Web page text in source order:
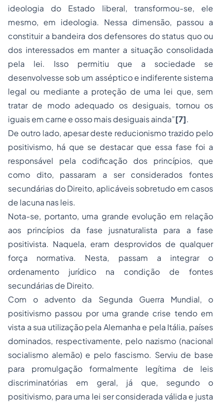
ideologia do Estado liberal, transformou-se, ele
mesmo, em ideologia. Nessa dimensão, passou a
constituir a bandeira dos defensores do status quo ou
dos interessados em manter a situação consolidada
pela lei. Isso permitiu que a sociedade se
desenvolvesse sob um asséptico e indiferente sistema
legal ou mediante a proteção de uma lei que, sem
tratar de modo adequado os desiguais, tornou os
iguais em carne e osso mais desiguais ainda”[7].
De outro lado, apesar deste reducionismo trazido pelo
positivismo, há que se destacar que essa fase foi a
responsável pela codificação dos princípios, que
como dito, passaram a ser considerados fontes
secundárias do Direito, aplicáveis sobretudo em casos
de lacuna nas leis.
Nota-se, portanto, uma grande evolução em relação
aos princípios da fase jusnaturalista para a fase
positivista. Naquela, eram desprovidos de qualquer
força normativa. Nesta, passam a integrar o
ordenamento jurídico na condição de fontes
secundárias de Direito.
Com o advento da Segunda Guerra Mundial, o
positivismo passou por uma grande crise tendo em
vista a sua utilização pela Alemanha e pela Itália, países
dominados, respectivamente, pelo nazismo (nacional
socialismo alemão) e pelo fascismo. Serviu de base
para promulgação formalmente legítima de leis
discriminatórias em geral, já que, segundo o
positivismo, para uma lei ser considerada válida e justa